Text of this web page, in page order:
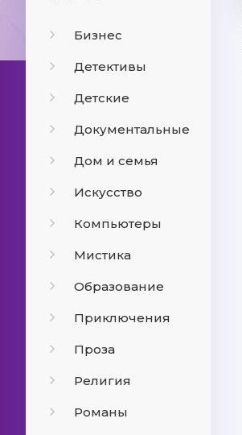
Бизнес
Детективы
Детские
Документальные
Дом и семья
Искусство
Компьютеры
Мистика
Образование
Приключения
Проза
Религия
Романы